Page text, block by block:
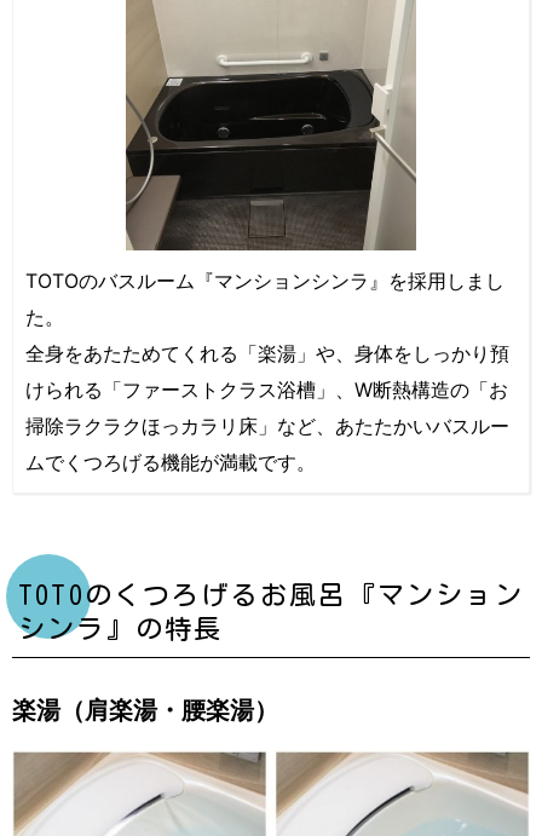
TOTOのバスルーム『マンションシンラ』を採用しまし
た。
全身をあたためてくれる「楽湯」や、身体をしっかり預
けられる「ファーストクラス浴槽」、W断熱構造の「お
掃除ラクラクほっカラリ床」など、あたたかいバスルー
ムでくつろげる機能が満載です。
TOTOのくつろげるお風呂『マンション
シンラ』の特長
楽湯（肩楽湯・腰楽湯）